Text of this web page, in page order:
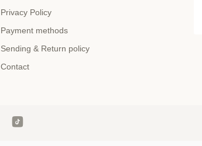
Privacy Policy
Payment methods
Sending & Return policy
Contact